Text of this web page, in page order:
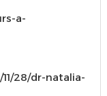
a-
28/dr-natalia-